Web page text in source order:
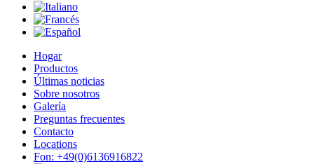
Hogar
Productos
Últimas noticias
Sobre nosotros
Galería
Preguntas frecuentes
Contacto
Locations
Fon: +49(0)6136916822